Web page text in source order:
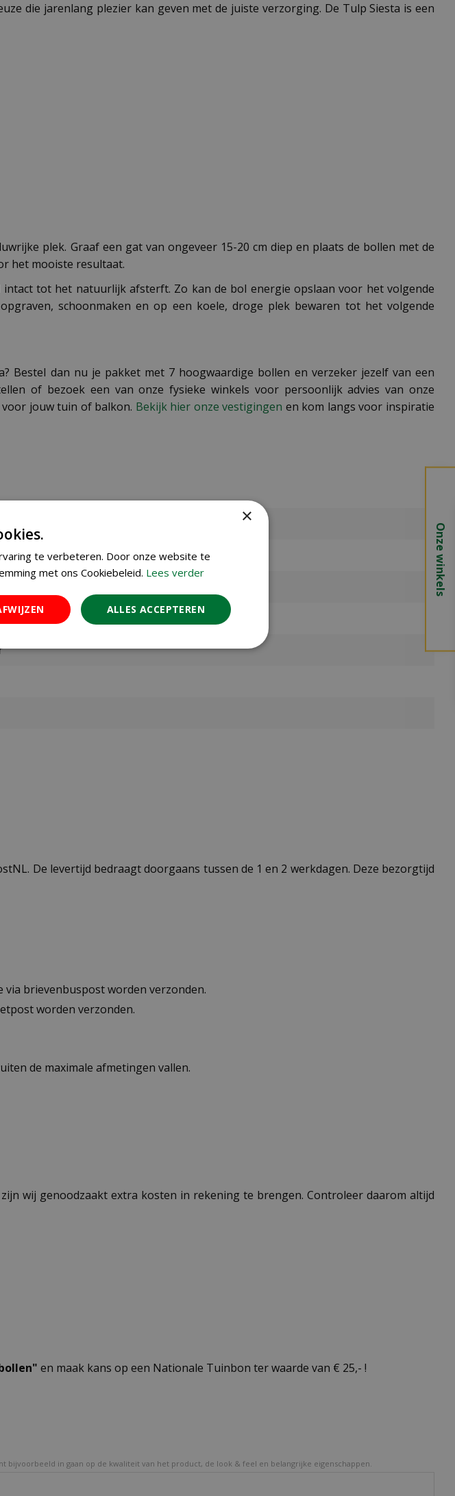
die jarenlang plezier kan geven met de juiste verzorging. De Tulp Siesta is een
plek. Graaf een gat van ongeveer 15-20 cm diep en plaats de bollen met de
het mooiste resultaat.
tot het natuurlijk afsterft. Zo kan de bol energie opslaan voor het volgende
schoonmaken en op een koele, droge plek bewaren tot het volgende
Bestel dan nu je pakket met 7 hoogwaardige bollen en verzeker jezelf van een
of bezoek een van onze fysieke winkels voor persoonlijk advies van onze
jouw tuin of balkon. Bekijk hier onze vestigingen en kom langs voor inspiratie
De levertijd bedraagt doorgaans tussen de 1 en 2 werkdagen. Deze bezorgtijd
via brievenbuspost worden verzonden.
worden verzonden.
de maximale afmetingen vallen.
wij genoodzaakt extra kosten in rekening te brengen. Controleer daarom altijd
en maak kans op een Nationale Tuinbon ter waarde van € 25,- !
in gaan op de kwaliteit van het product, de look & feel en belangrijke eigenschappen.
Onze winkels
×
te verbeteren. Door onze website te
met ons Cookiebeleid. Lees verder
ALLES ACCEPTEREN